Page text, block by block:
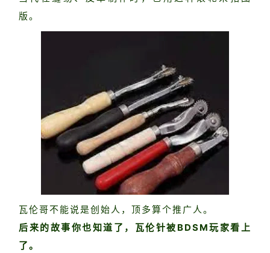
版。
瓦伦哥不能说是创始人，顶多算个推广人。
后来的故事你也知道了，瓦伦针被BDSM玩家看上
了。